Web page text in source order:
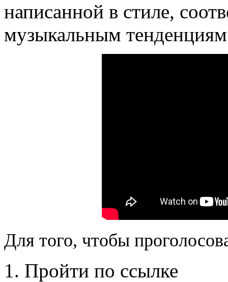
написанной в стиле,
музыкальным
Для того, чтобы
1. Пройти по ссылке